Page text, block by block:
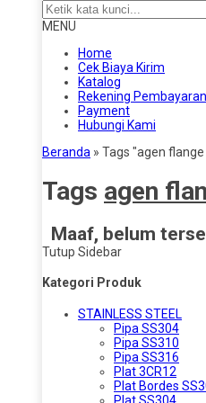
MENU
Home
Cek Biaya Kirim
Katalog
Rekening Pembayaran
Payment
Hubungi Kami
Beranda » Tags "agen
Tags agen
Maaf, belum
Tutup Sidebar
Kategori Produk
STAINLESS STEEL
Pipa SS304
Pipa SS310
Pipa SS316
Plat 3CR12
Plat Bordes
Plat SS304